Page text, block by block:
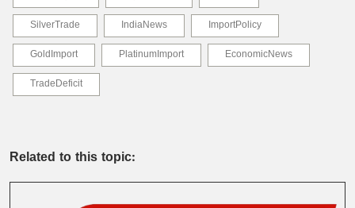
SilverTrade
IndiaNews
ImportPolicy
GoldImport
PlatinumImport
EconomicNews
TradeDeficit
Related to this topic: